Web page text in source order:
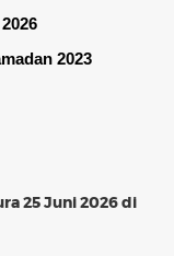
2023
25 Juni 2026 di